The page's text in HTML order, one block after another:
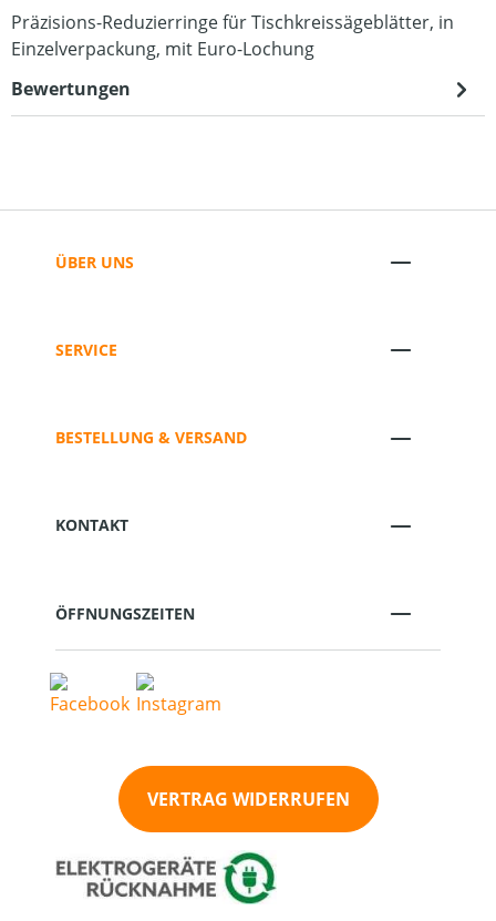
Präzisions-Reduzierringe für Tischkreissägeblätter, in
Einzelverpackung, mit Euro-Lochung
Bewertungen
ÜBER UNS
SERVICE
BESTELLUNG & VERSAND
KONTAKT
ÖFFNUNGSZEITEN
VERTRAG WIDERRUFEN